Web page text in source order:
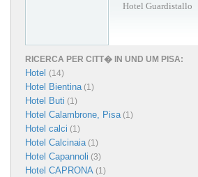
Hotel Guardistallo
RICERCA PER CITT� IN UND UM PISA:
Hotel (14)
Hotel Bientina(1)
Hotel Buti (1)
Hotel Calambrone, Pisa(1)
Hotel calci (1)
Hotel Calcinaia(1)
Hotel Capannoli (3)
Hotel CAPRONA (1)